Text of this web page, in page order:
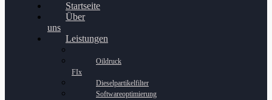
Startseite
Über
uns
Leistungen
Oildruck
FIx
Dieselpartikelfilter
Softwareoptimierung